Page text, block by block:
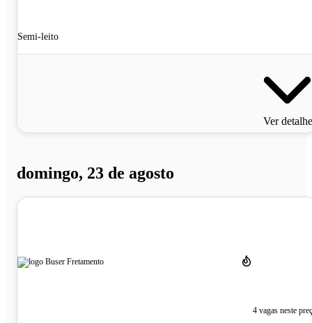
Semi-leito
Ver
domingo, 23 de agosto
4 vagas neste